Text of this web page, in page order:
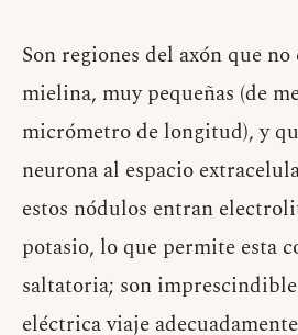
Son regiones del axón que
mielina, muy pequeñas (de
micrómetro de longitud), y
neurona al espacio
estos nódulos entran
potasio, lo que permite esta
saltatoria; son
eléctrica viaje